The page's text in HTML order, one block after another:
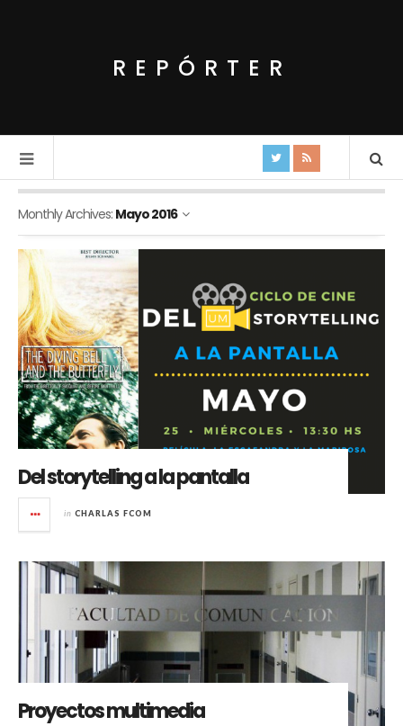
REPÓRTER
Monthly Archives: Mayo 2016
Del storytelling a la pantalla
in CHARLAS FCOM
Proyectos multimedia